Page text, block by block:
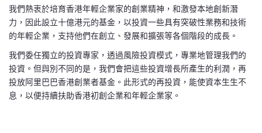
我們熱衷於培育香港年輕企業家的創業精神，和激發本地創新潛
力，因此設立十億港元的基金，以投資一些具有突破性業務和技術
的年輕企業，支持他們在創立、發展和擴張等各個階段的成長。
我們委任獨立的投資專家，透過風險投資模式，專業地管理我們的
投資。但與別不同的是，我們會把這些投資增長所產生的利潤，再
投放阿里巴巴香港創業者基金。此形式的再投資，能使資本生生不
息，以便持續扶助香港初創企業和年輕企業家。